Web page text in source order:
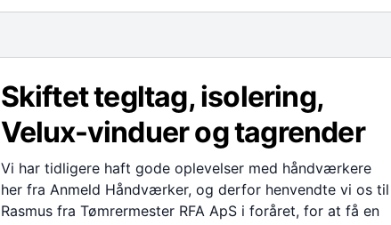
Skiftet tegltag, isolering,
Velux-vinduer og tagrender
Vi har tidligere haft gode oplevelser med håndværkere
her fra Anmeld Håndværker, og derfor henvendte vi os til
Rasmus fra Tømrermester RFA ApS i foråret, for at få en